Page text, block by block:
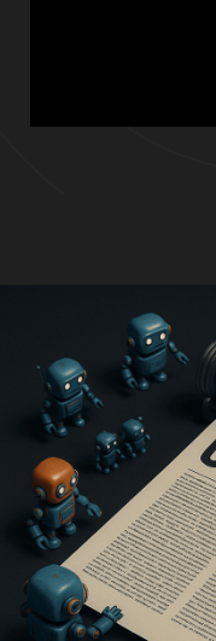
PR-менеджеров и
коммуникациям
Основателей
Что вы получаете?
редакционных
Подбор заголовков и
которые цепляют
Возможность
разные площадки
Уникальный стиль,
бренда
Экономию до 90%
PR-материалов